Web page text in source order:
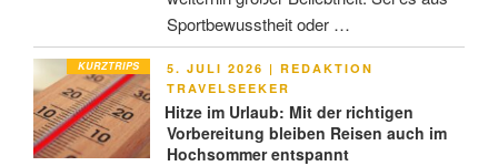
Sportbewusstheit oder …
KURZTRIPS
VERÖFFENTLICHT
AM
5. JULI 2026 | REDAKTION
TRAVELSEEKER
Hitze im Urlaub: Mit der richtigen
Vorbereitung bleiben Reisen auch im
Hochsommer entspannt